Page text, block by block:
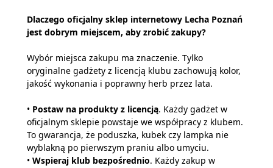
Dlaczego oficjalny sklep internetowy Lecha Poznań
jest dobrym miejscem, aby zrobić zakupy?
Wybór miejsca zakupu ma znaczenie. Tylko
oryginalne gadżety z licencją klubu zachowują kolor,
jakość wykonania i poprawny herb przez lata.
• Postaw na produkty z licencją. Każdy gadżet w
oficjalnym sklepie powstaje we współpracy z klubem.
To gwarancja, że poduszka, kubek czy lampka nie
wyblakną po pierwszym praniu albo umyciu.
• Wspieraj klub bezpośrednio. Każdy zakup w